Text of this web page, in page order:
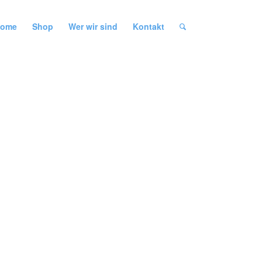
Shop Wer wir sind Kontakt